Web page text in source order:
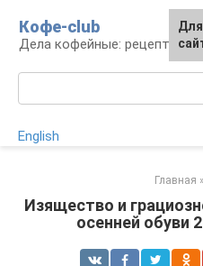
контенту
Кофе-club
Дела кофейные: рецепты и
English
Главная »
Изящество и
осенней обуви